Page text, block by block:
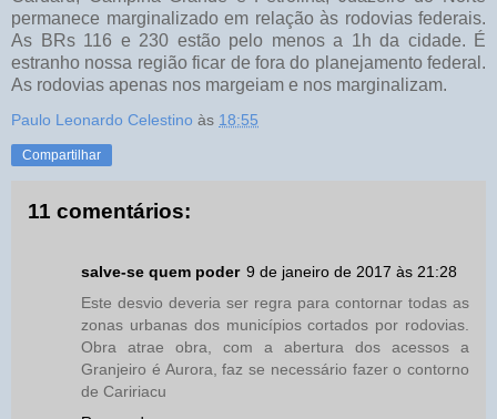
permanece marginalizado em relação às rodovias federais.
As BRs 116 e 230 estão pelo menos a 1h da cidade. É
estranho nossa região ficar de fora do planejamento federal.
As rodovias apenas nos margeiam e nos marginalizam.
Paulo Leonardo Celestino às 18:55
Compartilhar
11 comentários:
salve-se quem poder 9 de janeiro de 2017 às 21:28
Este desvio deveria ser regra para contornar todas as
zonas urbanas dos municípios cortados por rodovias.
Obra atrae obra, com a abertura dos acessos a
Granjeiro é Aurora, faz se necessário fazer o contorno
de Caririacu